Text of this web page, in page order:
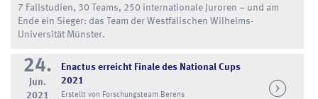
7 Fallstudien, 30 Teams, 250 internationale Juroren – und am
Ende ein Sieger: das Team der Westfälischen Wilhelms-
Universität Münster.
24.
Jun.
2021
Enactus erreicht Finale des National Cups
2021
Erstellt von Forschungsteam Berens